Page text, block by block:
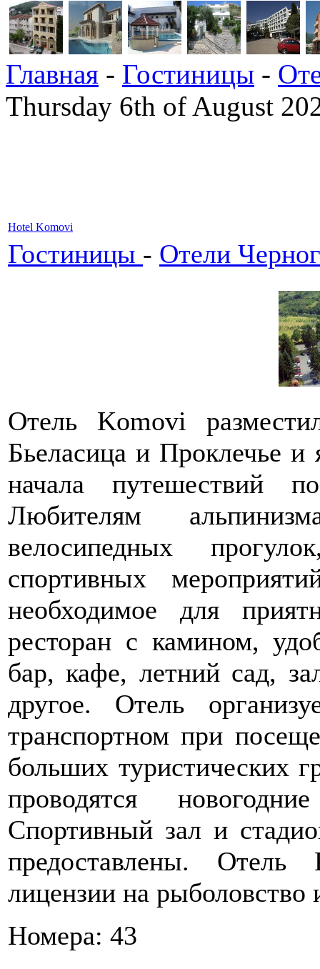
Главная - Гостиницы -
Thursday 6th of August
Hotel Komovi
Гостиницы - Отели
Отель Komovi
Бьеласица и Проклечье и
начала путешествий
Любителям
велосипедных
спортивных
необходимое для
ресторан с камином,
бар, кафе, летний сад,
другое. Отель
транспортном при
больших туристических
проводятся
Спортивный зал и
предоставлены. Отель
лицензии на рыболовство
Номера: 43